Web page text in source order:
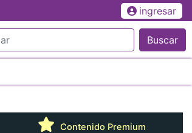
ingresar
Buscar
Contenido Premium